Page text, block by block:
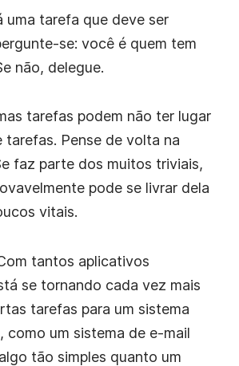
uma tarefa que deve ser
se: você é quem tem
não, delegue.
tarefas podem não ter lugar
tarefas. Pense de volta na
faz parte dos muitos triviais,
pode se livrar dela
vitais.
tantos aplicativos
se tornando cada vez mais
tarefas para um sistema
como um sistema de e-mail
tão simples quanto um